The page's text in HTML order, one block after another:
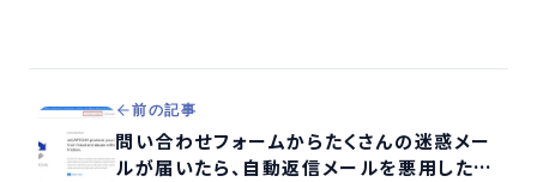
前の記事
問い合わせフォームからたくさんの迷惑メー
ルが届いたら、自動返信メールを悪用したス